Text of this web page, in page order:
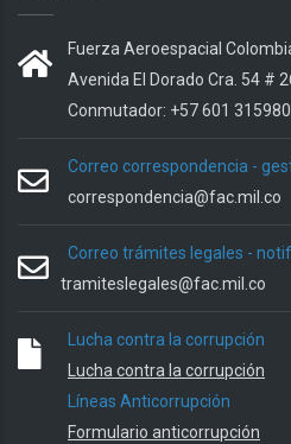
Fuerza Aeroespacial
Avenida El Dorado Cra. 54 #
Conmutador: +57 601
Correo correspondencia -
correspondencia@fac.mil.co
Correo trámites legales -
tramiteslegales@fac.mil.co
Lucha contra la corrupción
Lucha contra la corrupción
Líneas Anticorrupción
Formulario anticorrupción